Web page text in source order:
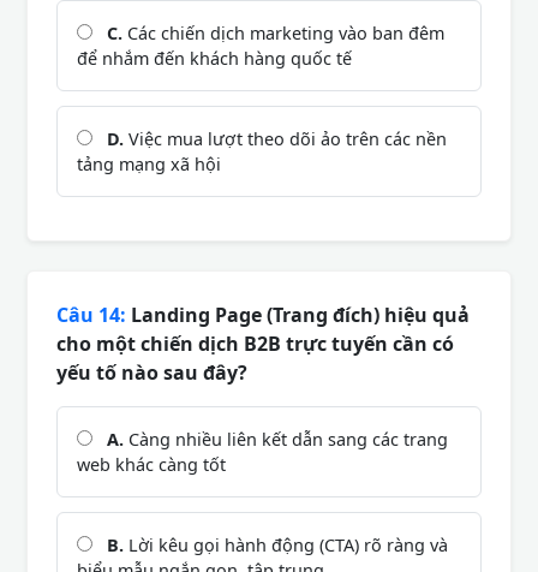
C. Các chiến dịch marketing vào ban đêm
để nhắm đến khách hàng quốc tế
D. Việc mua lượt theo dõi ảo trên các nền
tảng mạng xã hội
Câu 14: Landing Page (Trang đích) hiệu quả
cho một chiến dịch B2B trực tuyến cần có
yếu tố nào sau đây?
A. Càng nhiều liên kết dẫn sang các trang
web khác càng tốt
B. Lời kêu gọi hành động (CTA) rõ ràng và